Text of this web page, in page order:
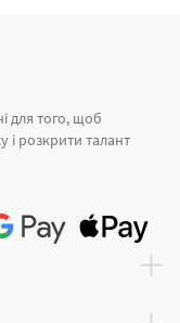
для того, щоб
і розкрити талант